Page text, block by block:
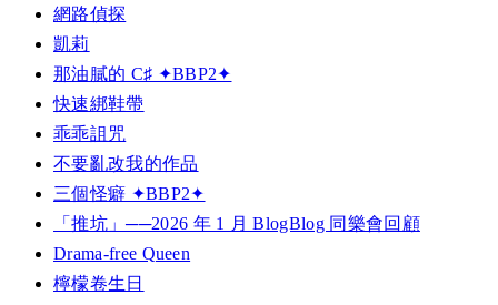
網路偵探
凱莉
那油膩的 C♯ ✦BBP2✦
快速綁鞋帶
乖乖詛咒
不要亂改我的作品
三個怪癖 ✦BBP2✦
「推坑」──2026 年 1 月 BlogBlog 同樂會回顧
Drama-free Queen
檸檬卷生日